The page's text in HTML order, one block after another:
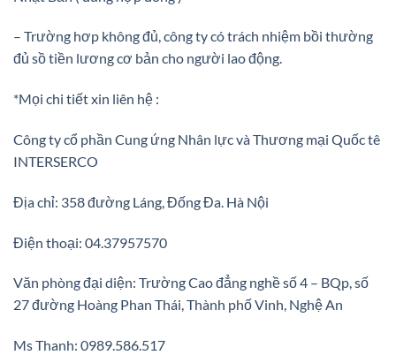
– Trường hơp không đủ, công ty có trách nhiệm bồi thường
đủ sồ tiền lương cơ bản cho người lao động.
*Mọi chi tiết xin liên hệ :
Công ty cổ phần Cung ứng Nhân lực và Thương mại Quốc tê
INTERSERCO
Địa chỉ: 358 đường Láng, Đống Đa. Hà Nội
Điện thoại: 04.37957570
Văn phòng đại diện: Trường Cao đẳng nghề số 4 – BQp, số
27 đường Hoàng Phan Thái, Thành phố Vinh, Nghệ An
Ms Thanh: 0989.586.517